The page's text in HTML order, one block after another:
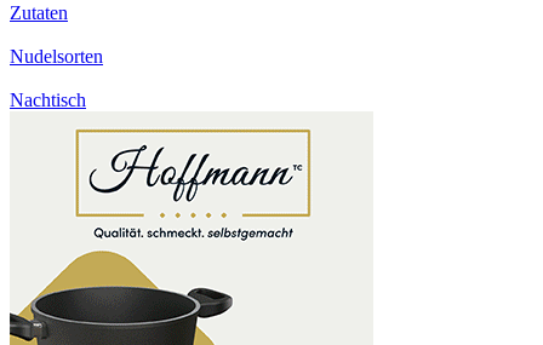
Zutaten
Nudelsorten
Nachtisch